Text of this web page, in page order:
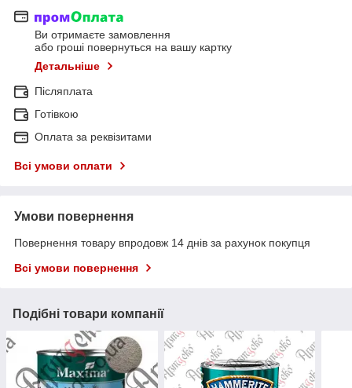
Ви отримаєте замовлення
або гроші повернуться на вашу картку
Детальніше
Післяплата
Готівкою
Оплата за реквізитами
Всі умови оплати
Умови повернення
Повернення товару впродовж 14 днів за рахунок покупця
Всі умови повернення
Подібні товари компанії